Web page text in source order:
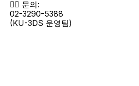
👉🏻 문의:
02-3290-5388
(KU-3DS 운영팀)